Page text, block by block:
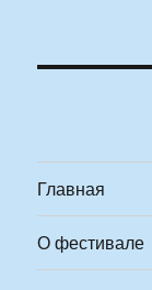
Главная
О фестивале